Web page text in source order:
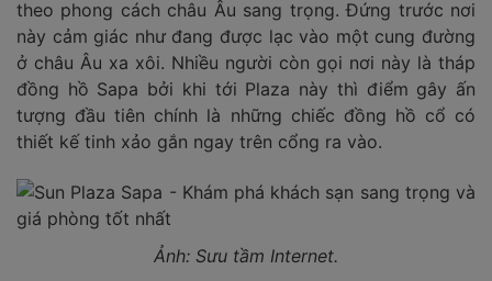
theo phong cách châu Âu sang trọng. Đứng trước nơi
này cảm giác như đang được lạc vào một cung đường
ở châu Âu xa xôi. Nhiều người còn gọi nơi này là tháp
đồng hồ Sapa bởi khi tới Plaza này thì điểm gây ấn
tượng đầu tiên chính là những chiếc đồng hồ cổ có
thiết kế tinh xảo gắn ngay trên cổng ra vào.
Ảnh: Sưu tầm Internet.